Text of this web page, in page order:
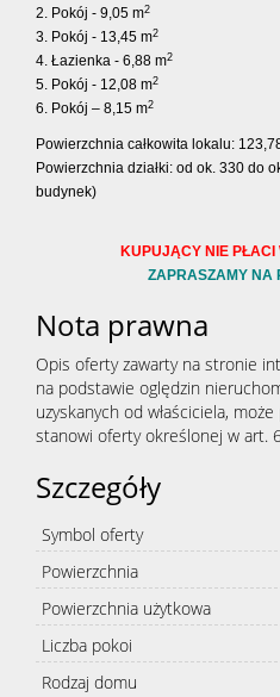
2. Pokój - 9,05 m2
3. Pokój - 13,45 m2
4. Łazienka - 6,88 m2
5. Pokój - 12,08 m2
6. Pokój – 8,15 m2
Powierzchnia całkowita lokalu:
Powierzchnia działki: od ok. 330 do
budynek)
KUPUJĄCY NIE PŁACI
ZAPRASZAMY NA
Nota prawna
Opis oferty zawarty na stronie
na podstawie oględzin
uzyskanych od właściciela,
stanowi oferty określonej w art.
Szczegóły
Symbol oferty
Powierzchnia
Powierzchnia użytkowa
Liczba pokoi
Rodzaj domu